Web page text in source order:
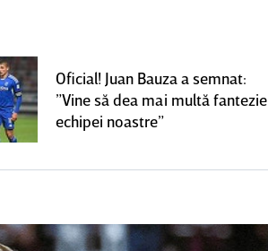
Oficial! Juan Bauza a semnat:
”Vine să dea mai multă fantezie
echipei noastre”